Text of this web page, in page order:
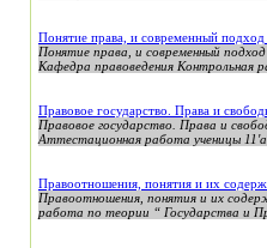
Понятие права, и современный
Понятие права, и современный
Кафедра правоведения Контрольная
Правовое государство. Права и
Правовое государство. Права и
Аттестационная работа ученицы
Правоотношения, понятия и их
Правоотношения, понятия и их
работа по теории “ Государства и